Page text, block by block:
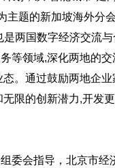
主题的新加坡海外分
两国数字经济交流
等领域,深化两地的
。通过鼓励两地企
限的创新潜力,开发
会指导，北京市经